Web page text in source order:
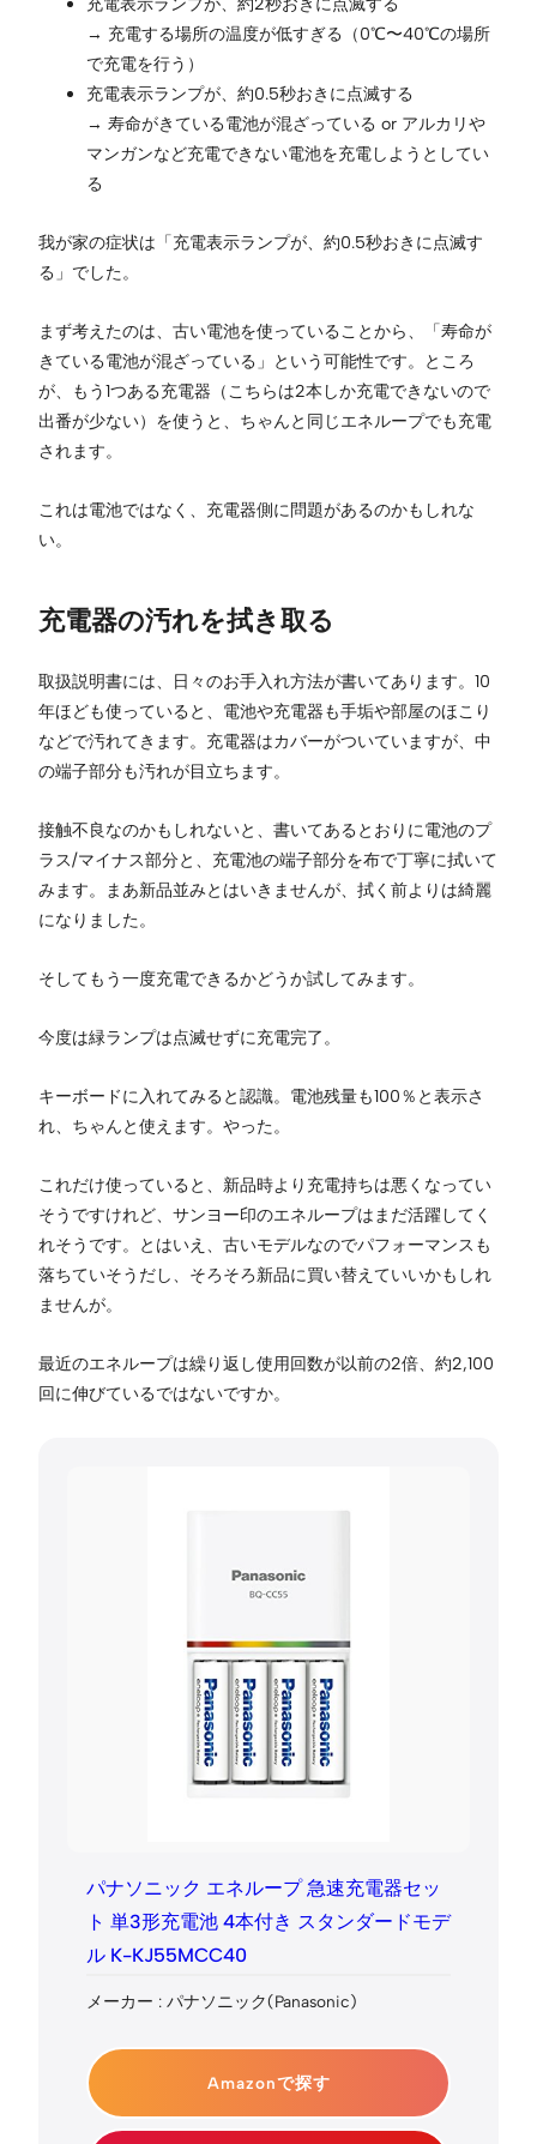
→ 充電する場所の温度が低すぎる（0℃〜40℃の場所
で充電を行う）
充電表示ランプが、約0.5秒おきに点滅する
→ 寿命がきている電池が混ざっている or アルカリや
マンガンなど充電できない電池を充電しようとしてい
る
我が家の症状は「充電表示ランプが、約0.5秒おきに点滅す
る」でした。
まず考えたのは、古い電池を使っていることから、「寿命が
きている電池が混ざっている」という可能性です。ところ
が、もう1つある充電器（こちらは2本しか充電できないので
出番が少ない）を使うと、ちゃんと同じエネループでも充電
されます。
これは電池ではなく、充電器側に問題があるのかもしれな
い。
充電器の汚れを拭き取る
取扱説明書には、日々のお手入れ方法が書いてあります。10
年ほども使っていると、電池や充電器も手垢や部屋のほこり
などで汚れてきます。充電器はカバーがついていますが、中
の端子部分も汚れが目立ちます。
接触不良なのかもしれないと、書いてあるとおりに電池のプ
ラス/マイナス部分と、充電池の端子部分を布で丁寧に拭いて
みます。まあ新品並みとはいきませんが、拭く前よりは綺麗
になりました。
そしてもう一度充電できるかどうか試してみます。
今度は緑ランプは点滅せずに充電完了。
キーボードに入れてみると認識。電池残量も100％と表示さ
れ、ちゃんと使えます。やった。
これだけ使っていると、新品時より充電持ちは悪くなってい
そうですけれど、サンヨー印のエネループはまだ活躍してく
れそうです。とはいえ、古いモデルなのでパフォーマンスも
落ちていそうだし、そろそろ新品に買い替えていいかもしれ
ませんが。
最近のエネループは繰り返し使用回数が以前の2倍、約2,100
回に伸びているではないですか。
パナソニック エネループ 急速充電器セッ
ト 単3形充電池 4本付き スタンダードモデ
ル K-KJ55MCC40
メーカー : パナソニック(Panasonic)
Amazonで探す